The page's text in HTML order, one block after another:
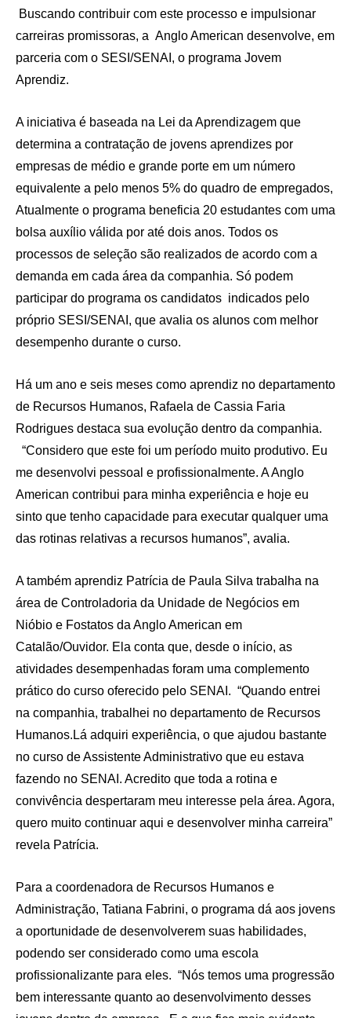
Buscando contribuir com este processo e impulsionar
carreiras promissoras, a Anglo American desenvolve, em
parceria com o SESI/SENAI, o programa Jovem
Aprendiz.
A iniciativa é baseada na Lei da Aprendizagem que
determina a contratação de jovens aprendizes por
empresas de médio e grande porte em um número
equivalente a pelo menos 5% do quadro de empregados,
Atualmente o programa beneficia 20 estudantes com uma
bolsa auxílio válida por até dois anos. Todos os
processos de seleção são realizados de acordo com a
demanda em cada área da companhia. Só podem
participar do programa os candidatos indicados pelo
próprio SESI/SENAI, que avalia os alunos com melhor
desempenho durante o curso.
Há um ano e seis meses como aprendiz no departamento
de Recursos Humanos, Rafaela de Cassia Faria
Rodrigues destaca sua evolução dentro da companhia.
“Considero que este foi um período muito produtivo. Eu
me desenvolvi pessoal e profissionalmente. A Anglo
American contribui para minha experiência e hoje eu
sinto que tenho capacidade para executar qualquer uma
das rotinas relativas a recursos humanos”, avalia.
A também aprendiz Patrícia de Paula Silva trabalha na
área de Controladoria da Unidade de Negócios em
Nióbio e Fostatos da Anglo American em
Catalão/Ouvidor. Ela conta que, desde o início, as
atividades desempenhadas foram uma complemento
prático do curso oferecido pelo SENAI. “Quando entrei
na companhia, trabalhei no departamento de Recursos
Humanos.Lá adquiri experiência, o que ajudou bastante
no curso de Assistente Administrativo que eu estava
fazendo no SENAI. Acredito que toda a rotina e
convivência despertaram meu interesse pela área. Agora,
quero muito continuar aqui e desenvolver minha carreira”
revela Patrícia.
Para a coordenadora de Recursos Humanos e
Administração, Tatiana Fabrini, o programa dá aos jovens
a oportunidade de desenvolverem suas habilidades,
podendo ser considerado como uma escola
profissionalizante para eles. “Nós temos uma progressão
bem interessante quanto ao desenvolvimento desses